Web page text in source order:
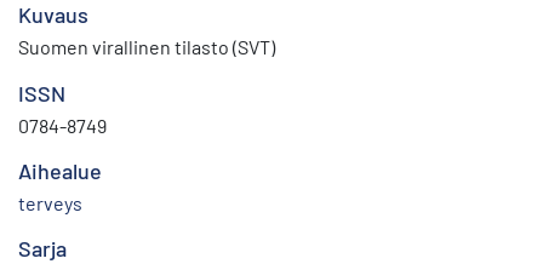
Kuvaus
Suomen virallinen tilasto (SVT)
ISSN
0784-8749
Aihealue
terveys
Sarja